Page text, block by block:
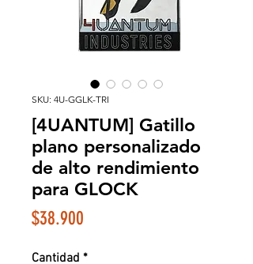
SKU: 4U-GGLK-TRI
[4UANTUM] Gatillo
plano personalizado
de alto rendimiento
para GLOCK
$38.900
Cantidad *